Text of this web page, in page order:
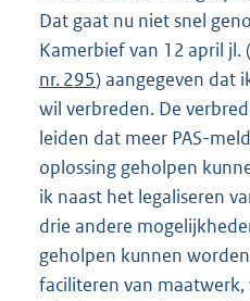
Dat gaat nu niet snel
Kamerbief van 12 april jl.
nr. 295) aangegeven dat
wil verbreden. De
leiden dat meer PAS-
oplossing geholpen
ik naast het legaliseren
drie andere
geholpen kunnen
faciliteren van